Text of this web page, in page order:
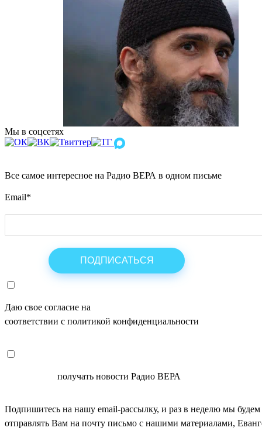
Мы в соцсетях
Все самое интересное на Радио ВЕРА в одном письме
Email*
Даю свое согласие на
соответствии с политикой конфиденциальности
получать новости Радио ВЕРА
Подпишитесь на нашу email-рассылку, и раз в неделю мы будем
отправлять Вам на почту письмо с нашими материалами,